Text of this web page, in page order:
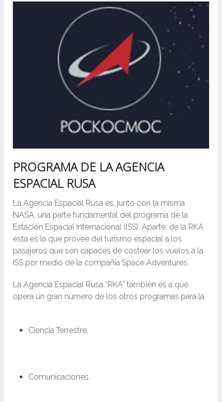
PROGRAMA DE LA AGENCIA
ESPACIAL RUSA
La Agencia Espacial Rusa es, junto con la misma
NASA, una parte fundamental del programa de la
Estación Espacial Internacional (ISS). Aparte, de la RKA
esta es la que provee del turismo espacial a los
pasajeros que son capaces de costear los vuelos a la
ISS por medio de la compañía Space Adventures.
La Agencia Espacial Rusa “RKA” también es a que
opera un gran número de los otros programas para la:
Ciencia Terrestre.
Comunicaciones.